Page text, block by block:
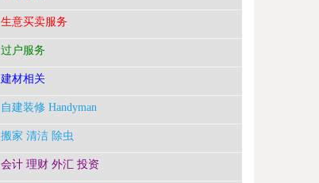
生意买卖服务
过户服务
建材相关
自建装修 Handyman
搬家 清洁 除虫
会计 理财 外汇 投资